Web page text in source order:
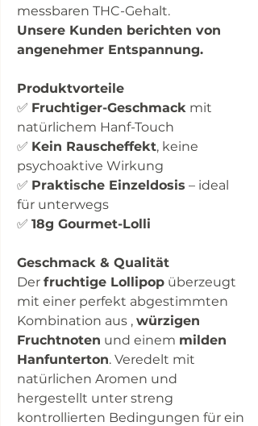
messbaren THC-Gehalt.
Unsere Kunden berichten von
angenehmer Entspannung.
Produktvorteile
✅ Fruchtiger-Geschmack mit
natürlichem Hanf-Touch
✅ Kein Rauscheffekt, keine
psychoaktive Wirkung
✅ Praktische Einzeldosis – ideal
für unterwegs
✅ 18g Gourmet-Lolli
Geschmack & Qualität
Der fruchtige Lollipop überzeugt
mit einer perfekt abgestimmten
Kombination aus , würzigen
Fruchtnoten und einem milden
Hanfunterton. Veredelt mit
natürlichen Aromen und
hergestellt unter streng
kontrollierten Bedingungen für ein